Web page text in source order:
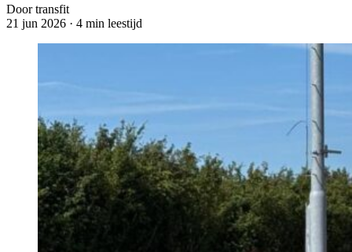
Door transfit
21 jun 2026 · 4 min leestijd